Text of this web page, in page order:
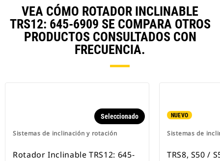
VEA CÓMO ROTADOR INCLINABLE
TRS12: 645-6909 SE COMPARA OTROS
PRODUCTOS CONSULTADOS CON
FRECUENCIA.
Sistemas de inclinación y rotación
Seleccionado
Rotador Inclinable TRS12: 645-
NUEVO
Sistemas de
TRS8, S50 /